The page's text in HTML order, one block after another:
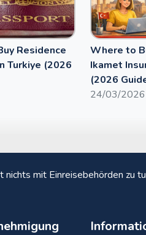
Residence
Turkiye (2026
Where to
Ikamet
(2026
24/03/2026
nichts mit Einreisebehörden zu